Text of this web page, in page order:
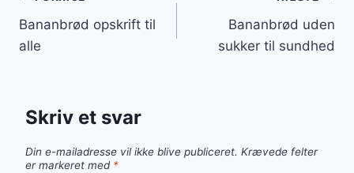
Bananbrød opskrift til
alle
Bananbrød uden
sukker til sundhed
Skriv et svar
Din e-mailadresse vil ikke blive publiceret. Krævede felter
er markeret med *